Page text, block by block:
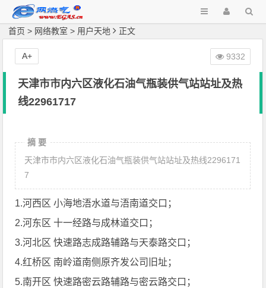
首页 > 网络教室 > 用户天地 正文
天津市市内六区液化石油气瓶装供气站站址及热
线22961717
摘 要
天津市市内六区液化石油气瓶装供气站站址及热线2296171
7
1.河西区 小海地浯水道与浯南道交口；
2.河东区 十一经路与成林道交口；
3.河北区 快速路志成路辅路与天泰路交口；
4.红桥区 南岭道南侧原齐发公司旧址；
5.南开区 快速路密云路辅路与密云路交口；
9332
A+